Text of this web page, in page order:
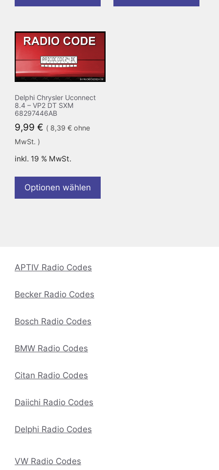
Delphi Chrysler Uconnect
8.4 – VP2 DT SXM
68297446AB
9,99 € ( 8,39 € ohne
MwSt. )
inkl. 19 % MwSt.
Optionen wählen
APTIV Radio Codes
Becker Radio Codes
Bosch Radio Codes
BMW Radio Codes
Citan Radio Codes
Daiichi Radio Codes
Delphi Radio Codes
VW Radio Codes